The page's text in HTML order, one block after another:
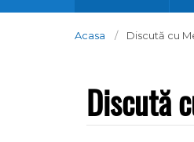
Acasa Discută cu
Discută